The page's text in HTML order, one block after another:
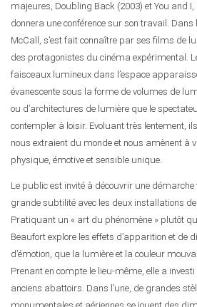
majeures, Doubling Back (2003) et You and I,
donnera une conférence sur son travail. Dans
McCall, s’est fait connaître par ses films de
des protagonistes du cinéma expérimental.
faisceaux lumineux dans l’espace
évanescente sous la forme de volumes de
ou d’architectures de lumière que le
contempler à loisir. Evoluant très lentement,
nous extraient du monde et nous amènent à
physique, émotive et sensible unique.
Le public est invité à découvrir une
grande subtilité avec les deux installations
Pratiquant un « art du phénomène » plutôt
Beaufort explore les effets d’apparition et de
d’émotion, que la lumière et la couleur
Prenant en compte le lieu-même, elle a
anciens abattoirs. Dans l’une, de grandes